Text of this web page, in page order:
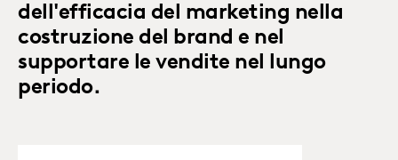
dell'efficacia del marketing nella
costruzione del brand e nel
supportare le vendite nel lungo
periodo.